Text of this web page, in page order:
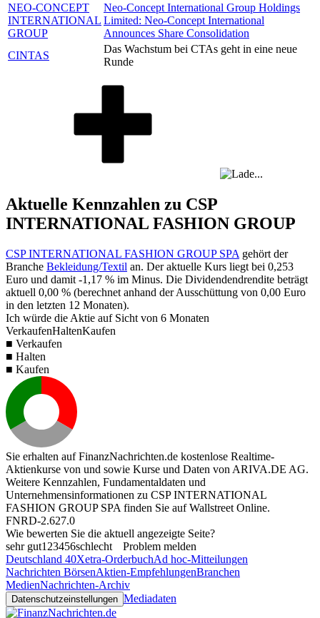
NEO-CONCEPT
INTERNATIONAL
GROUP
Neo-Concept International Group Holdings
Limited: Neo-Concept International
Announces Share Consolidation
CINTAS
Das Wachstum bei CTAs geht in eine neue
Runde
Aktuelle Kennzahlen zu CSP
INTERNATIONAL FASHION GROUP
CSP INTERNATIONAL FASHION GROUP SPA gehört der
Branche Bekleidung/Textil an. Der aktuelle Kurs liegt bei 0,253
Euro und damit -1,17 % im Minus. Die Dividendendrendite beträgt
aktuell 0,00 % (berechnet anhand der Ausschüttung von 0,00 Euro
in den letzten 12 Monaten).
Ich würde die Aktie auf Sicht von 6 Monaten
VerkaufenHaltenKaufen
■ Verkaufen
■ Halten
■ Kaufen
Sie erhalten auf FinanzNachrichten.de kostenlose Realtime-
Aktienkurse von und sowie Kurse und Daten von ARIVA.DE AG.
Weitere Kennzahlen, Fundamentaldaten und
Unternehmensinformationen zu CSP INTERNATIONAL
FASHION GROUP SPA finden Sie aufWallstreet Online.
FNRD-2.627.0
Wie bewerten Sie die aktuell angezeigte Seite?
sehr gut1 23456schlecht
Problem melden
Deutschland 40Xetra-OrderbuchAd hoc-Mitteilungen
Nachrichten BörsenAktien-EmpfehlungenBranchen
MedienNachrichten-Archiv
Datenschutzeinstellungen Mediadaten